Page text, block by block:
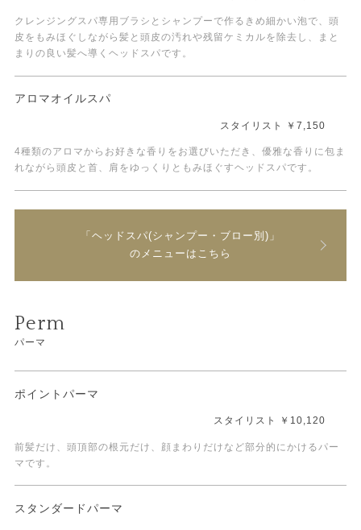
クレンジングスパ専用ブラシとシャンプーで作るきめ細かい泡で、頭
皮をもみほぐしながら髪と頭皮の汚れや残留ケミカルを除去し、まと
まりの良い髪へ導くヘッドスパです。
アロマオイルスパ
スタイリスト ￥7,150
4種類のアロマからお好きな香りをお選びいただき、優雅な香りに包ま
れながら頭皮と首、肩をゆっくりともみほぐすヘッドスパです。
「ヘッドスパ(シャンプー・ブロー別)」
のメニューはこちら
Perm
パーマ
ポイントパーマ
スタイリスト ￥10,120
前髪だけ、頭頂部の根元だけ、顔まわりだけなど部分的にかけるパー
マです。
スタンダードパーマ